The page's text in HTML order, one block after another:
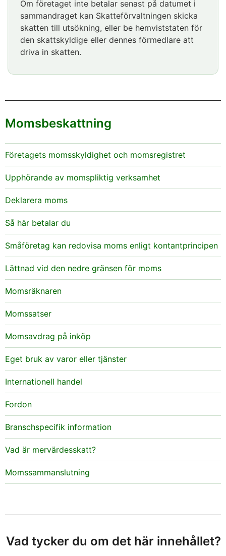
Om företaget inte betalar senast på datumet i
sammandraget kan Skatteförvaltningen skicka
skatten till utsökning, eller be hemviststaten för
den skattskyldige eller dennes förmedlare att
driva in skatten.
Momsbeskattning
Företagets momsskyldighet och momsregistret
Upphörande av momspliktig verksamhet
Deklarera moms
Så här betalar du
Småföretag kan redovisa moms enligt kontantprincipen
Lättnad vid den nedre gränsen för moms
Momsräknaren
Momssatser
Momsavdrag på inköp
Eget bruk av varor eller tjänster
Internationell handel
Fordon
Branschspecifik information
Vad är mervärdesskatt?
Momssammanslutning
Vad tycker du om det här innehållet?